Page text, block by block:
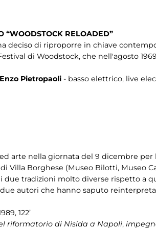
“WOODSTOCK RELOADED”
deciso di riproporre in chiave
di Woodstock, che nell'agosto
Enzo Pietropaoli - basso elettrico, live
arte nella giornata del 9 dicembre per
Borghese (Museo Bilotti, Museo
tradizioni molto diverse rispetto a
due autori che hanno saputo
122’
riformatorio di Nisida a Napoli,